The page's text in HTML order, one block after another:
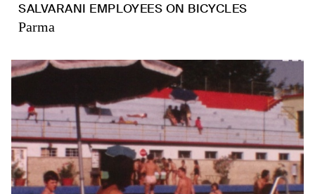
SALVARANI EMPLOYEES ON BICYCLES
Parma